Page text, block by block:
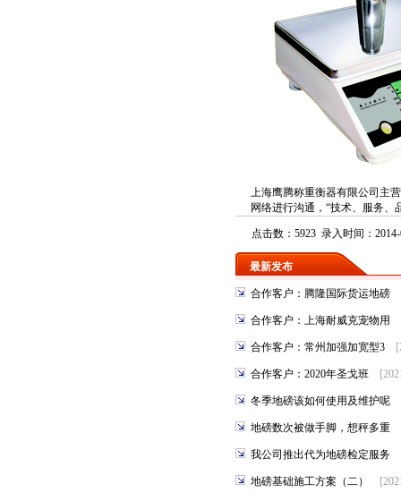
上海鹰腾称重衡器有限公司主
网络进行沟通，“技术、服务
点击数：5923 录入时间：
最新发布
合作客户：腾隆国际货运地磅
合作客户：上海耐威克宠物用
合作客户：常州加强加宽型3
合作客户：2020年圣戈班
冬季地磅该如何使用及维护呢
地磅数次被做手脚，想秤多重
我公司推出代为地磅检定服务
地磅基础施工方案（二）